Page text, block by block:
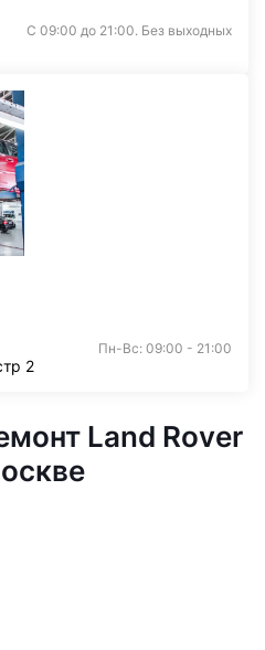
С 09:00 до 21:00. Без выходных
Пн-Вс: 09:00 - 21:00
2
Land Rover